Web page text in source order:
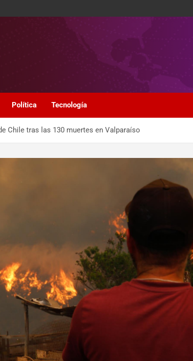
Política Tecnología
Chile tras las 130 muertes en Valparaíso